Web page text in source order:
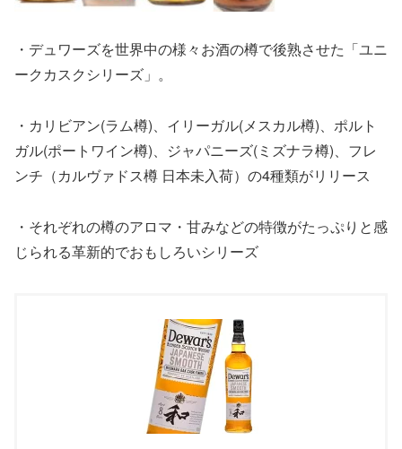
・デュワーズを世界中の様々お酒の樽で後熟させた「ユニ
ークカスクシリーズ」。
・カリビアン(ラム樽)、イリーガル(メスカル樽)、ポルト
ガル(ポートワイン樽)、ジャパニーズ(ミズナラ樽)、フレ
ンチ（カルヴァドス樽 日本未入荷）の4種類がリリース
・それぞれの樽のアロマ・甘みなどの特徴がたっぷりと感
じられる革新的でおもしろいシリーズ